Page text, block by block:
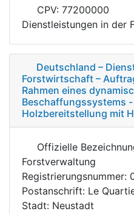
CPV: 77200000
Dienstleistungen in der
Deutschland –
Forstwirtschaft –
Rahmen eines
Beschaffungssystems
Holzbereitstellung mit
Offizielle
Forstverwaltung
Registrierungsnummer:
Postanschrift: Le
Stadt: Neustadt